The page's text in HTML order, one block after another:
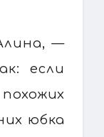
—
если
юбка